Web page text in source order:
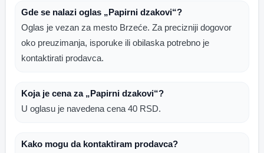
Gde se nalazi oglas „Papirni dzakovi“?
Oglas je vezan za mesto Brzeće. Za precizniji dogovor
oko preuzimanja, isporuke ili obilaska potrebno je
kontaktirati prodavca.
Koja je cena za „Papirni dzakovi“?
U oglasu je navedena cena 40 RSD.
Kako mogu da kontaktiram prodavca?